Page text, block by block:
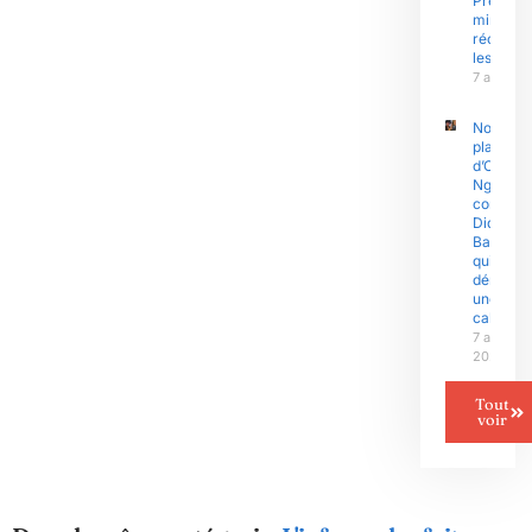
ministre
les
7 août
Nouvelle
plainte
d’Olive
Ngobo
contre
Didier
Badjeck
qui
dénonce
une «
cabale »
7 août
2026
Tout
voir